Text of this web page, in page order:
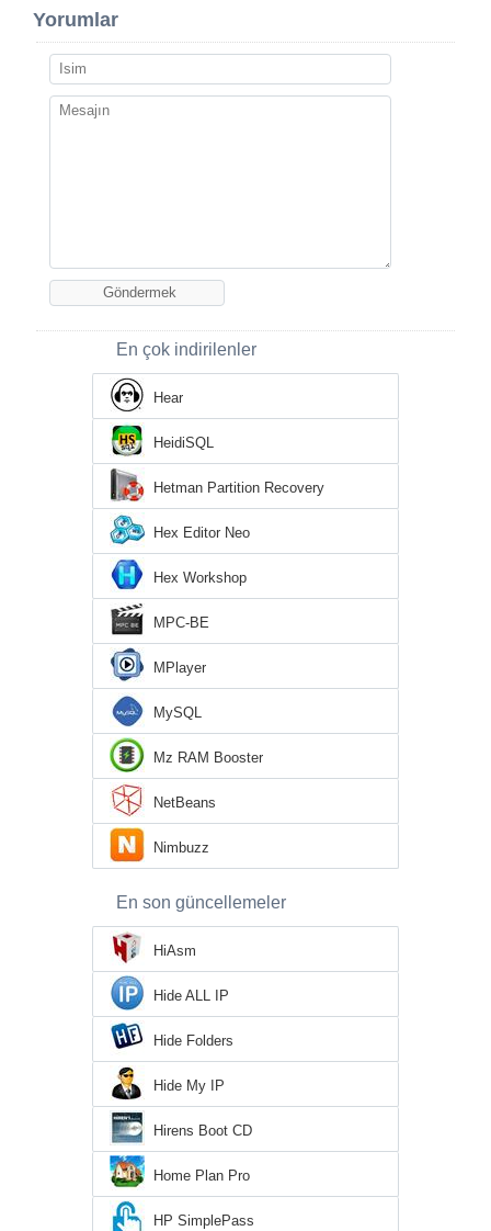
Yorumlar
En çok indirilenler
Hear
HeidiSQL
Hetman Partition Recovery
Hex Editor Neo
Hex Workshop
MPC-BE
MPlayer
MySQL
Mz RAM Booster
NetBeans
Nimbuzz
En son güncellemeler
HiAsm
Hide ALL IP
Hide Folders
Hide My IP
Hirens Boot CD
Home Plan Pro
HP SimplePass